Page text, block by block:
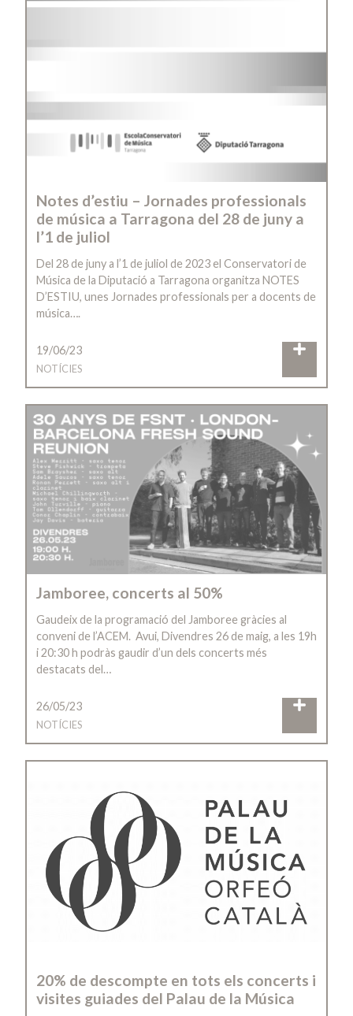
Notes d’estiu – Jornades professionals
de música a Tarragona del 28 de juny a
l’1 de juliol
Del 28 de juny a l’1 de juliol de 2023 el Conservatori de
Música de la Diputació a Tarragona organitza NOTES
D’ESTIU, unes Jornades professionals per a docents de
música….
19/06/23
NOTÍCIES
Jamboree, concerts al 50%
Gaudeix de la programació del Jamboree gràcies al
conveni de l’ACEM. Avui, Divendres 26 de maig, a les 19h
i 20:30 h podràs gaudir d’un dels concerts més
destacats del…
26/05/23
NOTÍCIES
20% de descompte en tots els concerts i
visites guiades del Palau de la Música